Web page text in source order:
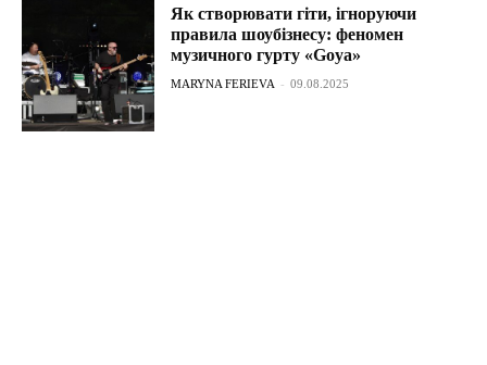
Як створювати гіти, ігноруючи
правила шоубізнесу: феномен
музичного гурту «Goya»
MARYNA FERIEVA - 09.08.2025